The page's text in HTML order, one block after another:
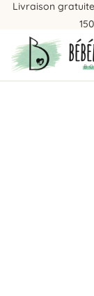
Livraison